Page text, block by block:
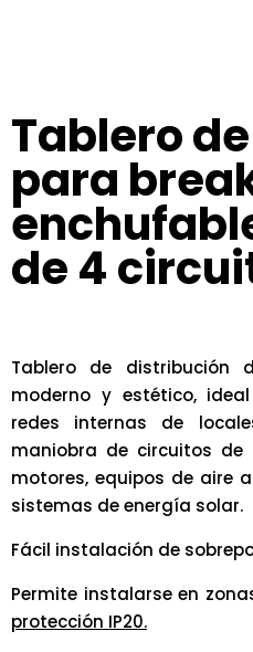
Tablero
para
de 4
Tablero de distribución
moderno y estético,
redes internas de
maniobra de circuitos
motores, equipos de aire
sistemas de energía solar.
Fácil instalación de
Permite instalarse en
protección IP20.